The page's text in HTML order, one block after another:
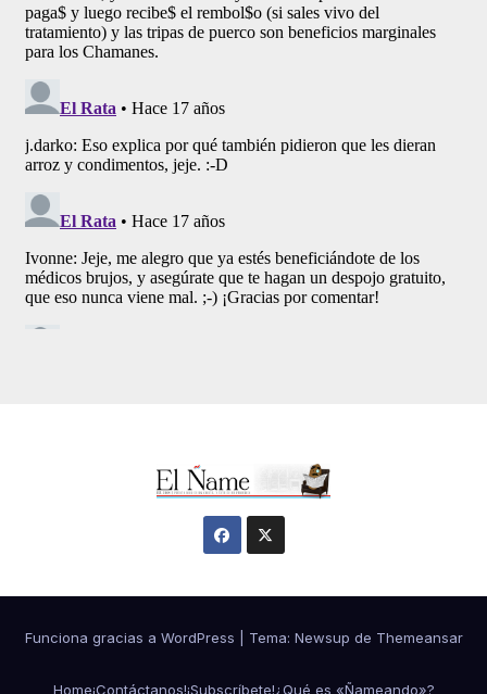
Funciona gracias a WordPress Tema: Newsup de Themeansar
Home¡Contáctanos!¡Subscríbete!¿Qué es «Ñameando»?